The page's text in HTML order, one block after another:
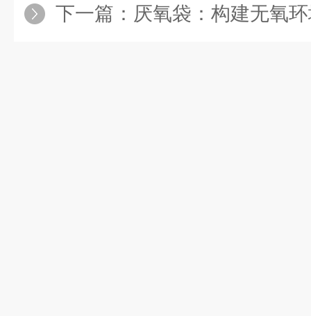
下一篇： 厌氧袋：构建无氧环境的高